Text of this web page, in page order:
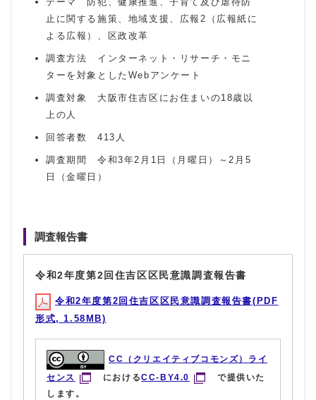
止に関する施策、地域支援、広報2（広報紙に
よる広報）、区政改革
調査方法 インターネット・リサーチ・モニ
ターを対象としたWebアンケート
調査対象 大阪市住吉区にお住まいの18歳以
上の人
回答者数 413人
調査期間 令和3年2月1日（月曜日）～2月5
日（金曜日）
調査報告書
令和2年度第2回住吉区区民意識調査報告書
令和2年度第2回住吉区区民意識調査報告書(PDF
形式, 1.58MB)
CC（クリエイティブコモンズ）ライ
センス
におけるCC-BY4.0
で提供いた
します。